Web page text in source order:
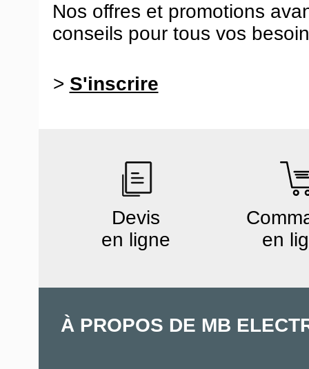
Nos offres et promotions
conseils pour tous vos
> S'inscrire
Devis
en ligne
en
À PROPOS DE MB